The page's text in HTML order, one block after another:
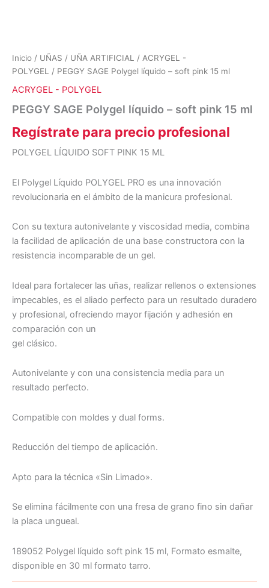
Inicio / UÑAS / UÑA ARTIFICIAL / ACRYGEL -
POLYGEL
/ PEGGY SAGE Polygel líquido – soft pink 15 ml
ACRYGEL - POLYGEL
PEGGY SAGE Polygel líquido – soft pink 15 ml
Regístrate para precio profesional
POLYGEL LÍQUIDO SOFT PINK 15 ML
El Polygel Líquido POLYGEL PRO es una innovación
revolucionaria en el ámbito de la manicura profesional.
Con su textura autonivelante y viscosidad media, combina
la facilidad de aplicación de una base constructora con la
resistencia incomparable de un gel.
Ideal para fortalecer las uñas, realizar rellenos o extensiones
impecables, es el aliado perfecto para un resultado duradero
y profesional, ofreciendo mayor fijación y adhesión en
comparación con un
gel clásico.
Autonivelante y con una consistencia media para un
resultado perfecto.
Compatible con moldes y dual forms.
Reducción del tiempo de aplicación.
Apto para la técnica «Sin Limado».
Se elimina fácilmente con una fresa de grano fino sin dañar
la placa ungueal.
189052 Polygel líquido soft pink 15 ml, Formato esmalte,
disponible en 30 ml formato tarro.